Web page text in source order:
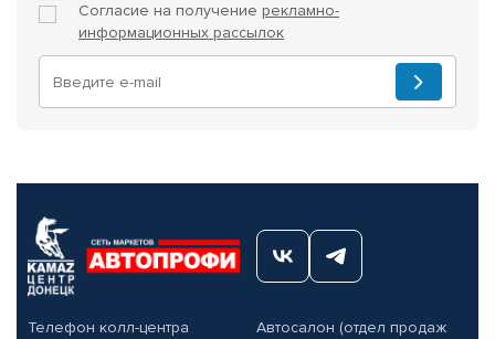
Согласие на получение рекламно-
информационных рассылок
Телефон колл-центра
Автосалон (отдел продаж